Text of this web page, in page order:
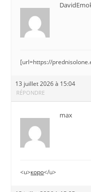
[url=https://
13 juillet 2026 à 15:04
RÉPONDRE
max
<u>коро</u>